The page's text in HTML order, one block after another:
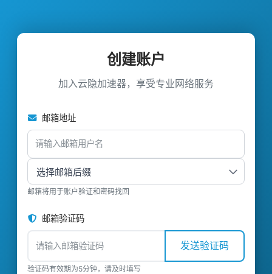
创建账户
加入云隐加速器，享受专业网络服务
邮箱地址
邮箱将用于账户验证和密码找回
邮箱验证码
发送验证码
验证码有效期为5分钟，请及时填写